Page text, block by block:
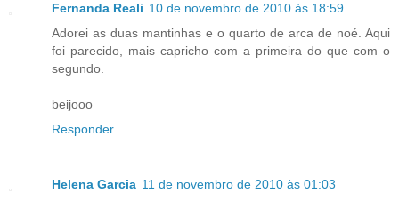
Fernanda Reali 10 de novembro de 2010 às 18:59
Adorei as duas mantinhas e o quarto de arca de noé. Aqui
foi parecido, mais capricho com a primeira do que com o
segundo.
beijooo
Responder
Helena Garcia 11 de novembro de 2010 às 01:03